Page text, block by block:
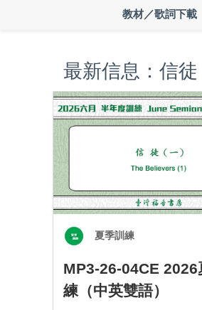
教材／歌詞下載
最新信息：信徒
夏季訓練
MP3-26-04CE 2026
練（中英雙語）